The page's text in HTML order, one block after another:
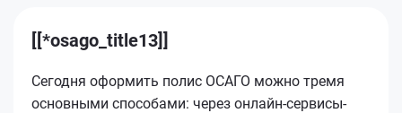
[[*osago_title13]]
Сегодня оформить полис ОСАГО можно тремя
основными способами: через онлайн-сервисы-